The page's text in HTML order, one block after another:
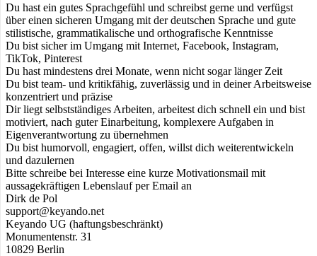
Du hast ein gutes Sprachgefühl und schreibst gerne und verfügst
über einen sicheren Umgang mit der deutschen Sprache und gute
stilistische, grammatikalische und orthografische Kenntnisse
Du bist sicher im Umgang mit Internet, Facebook, Instagram,
TikTok, Pinterest
Du hast mindestens drei Monate, wenn nicht sogar länger Zeit
Du bist team- und kritikfähig, zuverlässig und in deiner Arbeitsweise
konzentriert und präzise
Dir liegt selbstständiges Arbeiten, arbeitest dich schnell ein und bist
motiviert, nach guter Einarbeitung, komplexere Aufgaben in
Eigenverantwortung zu übernehmen
Du bist humorvoll, engagiert, offen, willst dich weiterentwickeln
und dazulernen
Bitte schreibe bei Interesse eine kurze Motivationsmail mit
aussagekräftigen Lebenslauf per Email an
Dirk de Pol
support@keyando.net
Keyando UG (haftungsbeschränkt)
Monumentenstr. 31
10829 Berlin